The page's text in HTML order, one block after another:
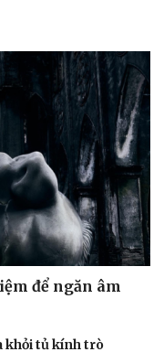
để ngăn âm
khỏi tủ kính trò